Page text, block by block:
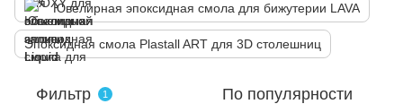
Ювелирная эпоксидная смола для бижутерии LAVA
Эпоксидная смола Plastall ART для 3D столешниц
Фильтр 1 По популярности